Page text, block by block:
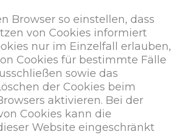
Browser so einstellen, dass
von Cookies informiert
nur im Einzelfall erlauben,
Cookies für bestimmte Fälle
sowie das
der Cookies beim
aktivieren. Bei der
Cookies kann die
Website eingeschränkt